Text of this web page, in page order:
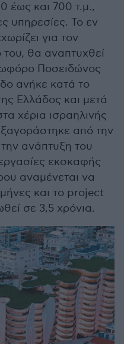
έως και 700 τ.μ.,
υπηρεσίες. Το εν
για τον
θα αναπτυχθεί
Ποσειδώνος
ανήκε κατά το
Ελλάδος και μετά
χέρια ισραηλινής
από την
ανάπτυξη του
εκσκαφής
αναμένεται να
και το project
σε 3,5 χρόνια.